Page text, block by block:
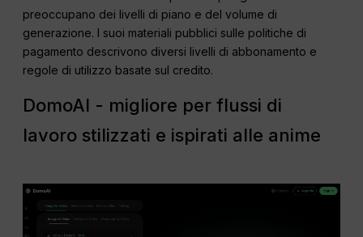
preoccupano dei livelli di piano e del volume di
generazione. I suoi materiali pubblici sulle politiche di
pagamento descrivono diversi livelli di abbonamento e
regole di utilizzo basate sul credito.
DomoAI - migliore per flussi di
lavoro stilizzati e ispirati alle anime